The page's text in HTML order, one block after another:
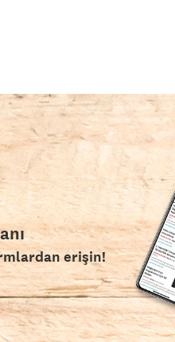
erişin!